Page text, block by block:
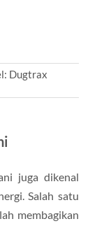
Dugtrax
juga dikenal
Salah satu
membagikan